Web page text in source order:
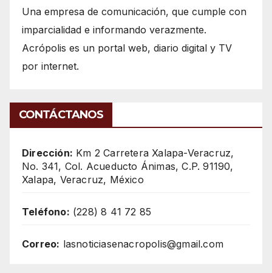
Una empresa de comunicación, que cumple con
imparcialidad e informando verazmente.
Acrópolis es un portal web, diario digital y TV
por internet.
CONTÁCTANOS
Dirección: Km 2 Carretera Xalapa-Veracruz,
No. 341, Col. Acueducto Ánimas, C.P. 91190,
Xalapa, Veracruz, México
Teléfono: (228) 8 41 72 85
Correo: lasnoticiasenacropolis@gmail.com